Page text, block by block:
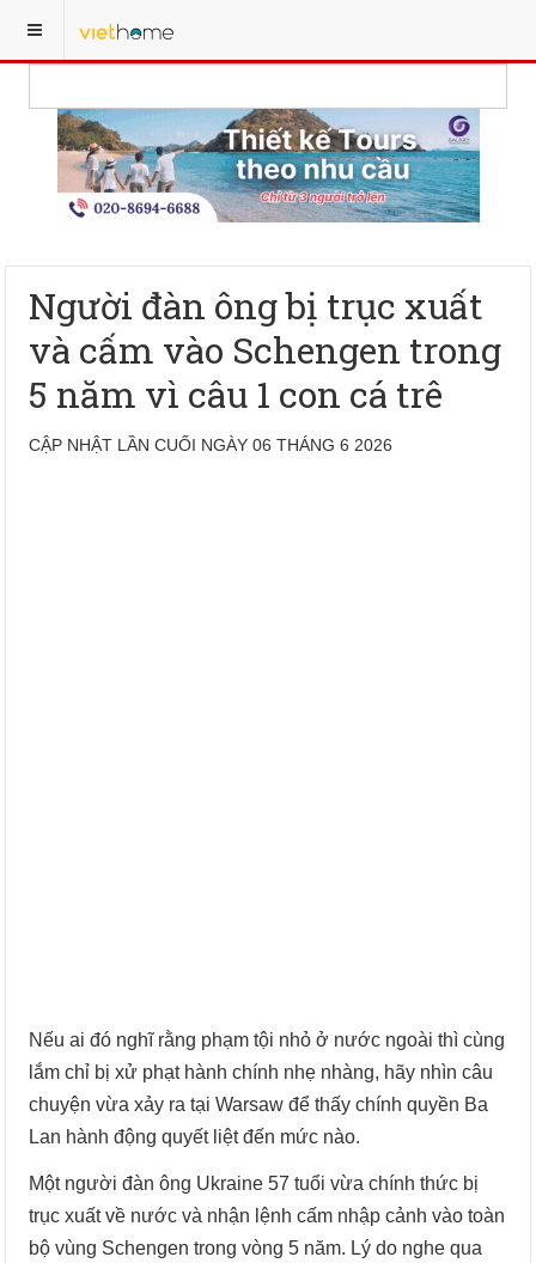
Người đàn ông bị trục xuất
và cấm vào Schengen trong
5 năm vì câu 1 con cá trê
CẬP NHẬT LẦN CUỐI NGÀY 06 THÁNG 6 2026
Nếu ai đó nghĩ rằng phạm tội nhỏ ở nước ngoài thì cùng
lắm chỉ bị xử phạt hành chính nhẹ nhàng, hãy nhìn câu
chuyện vừa xảy ra tại Warsaw để thấy chính quyền Ba
Lan hành động quyết liệt đến mức nào.
Một người đàn ông Ukraine 57 tuổi vừa chính thức bị
trục xuất về nước và nhận lệnh cấm nhập cảnh vào toàn
bộ vùng Schengen trong vòng 5 năm. Lý do nghe qua